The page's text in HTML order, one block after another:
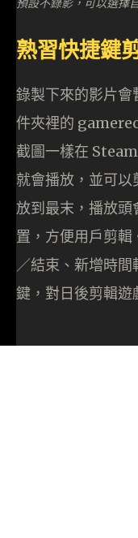
熟習快捷鍵
錄製下來的影片
件夾裡的
截圖一樣在
就會播放，並可
放到最末，播放
置，方便用戶剪
／結束、新增時
鍵，對日後剪輯遊